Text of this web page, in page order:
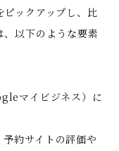
ックアップし、比
以下のような要素
マイビジネス）に
約サイトの評価や